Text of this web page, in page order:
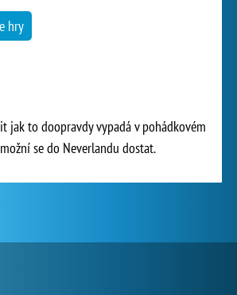
hry
jak to doopravdy vypadá v pohádkovém
se do Neverlandu dostat.